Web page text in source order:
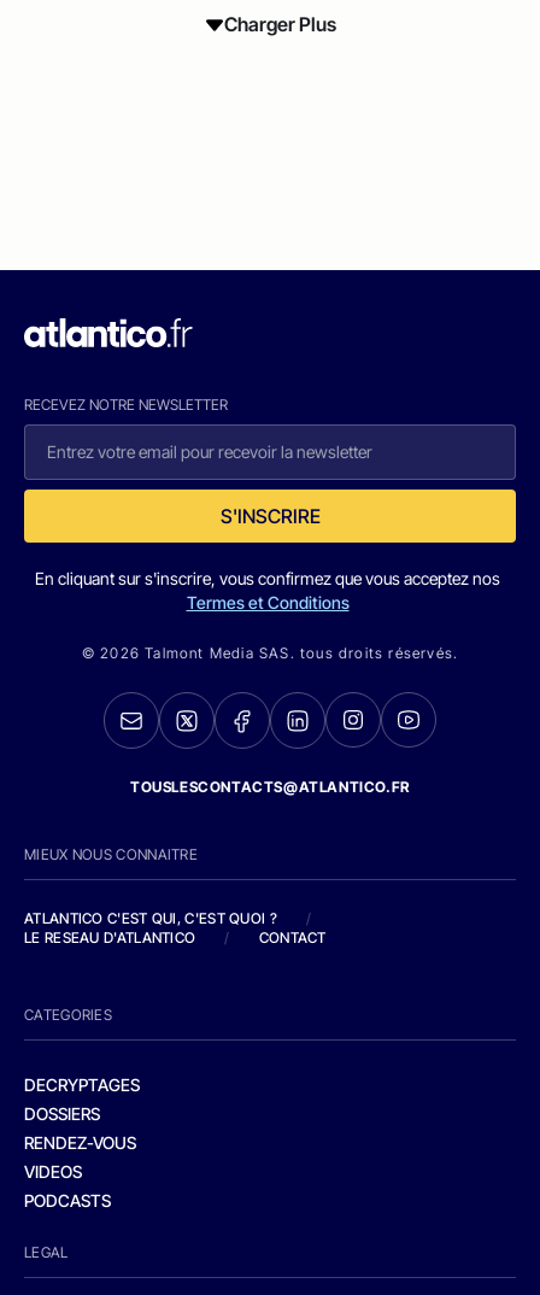
Charger Plus
RECEVEZ NOTRE NEWSLETTER
S'INSCRIRE
En cliquant sur s'inscrire, vous confirmez que vous acceptez nos
Termes et Conditions
© 2026 Talmont Media SAS. tous droits réservés.
TOUSLESCONTACTS@ATLANTICO.FR
MIEUX NOUS CONNAITRE
ATLANTICO C'EST QUI, C'EST QUOI ?
/
LE RESEAU D'ATLANTICO
/ CONTACT
CATEGORIES
DECRYPTAGES
DOSSIERS
RENDEZ-VOUS
VIDEOS
PODCASTS
LEGAL